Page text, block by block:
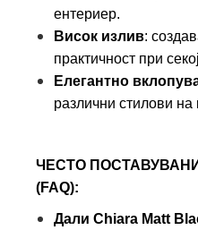
ентериер.
Висок излив:
практичност при
Елегантно
различни стилови на
ЧЕСТО
(FAQ):
Дали Chiara Matt